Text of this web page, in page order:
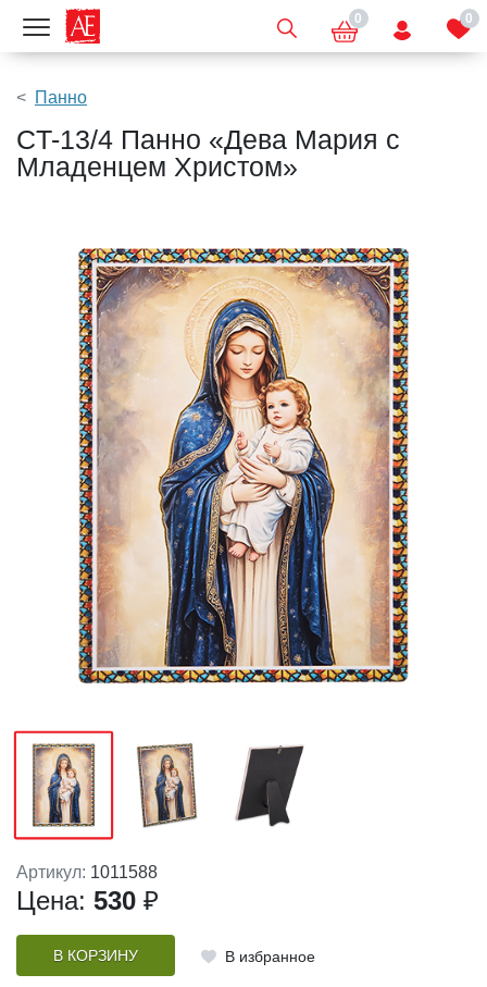
Показать меню 0 0
Панно
CT-13/4 Панно «Дева Мария с
Младенцем Христом»
Артикул: 1011588
Цена: 530 ₽
В КОРЗИНУ В избранное